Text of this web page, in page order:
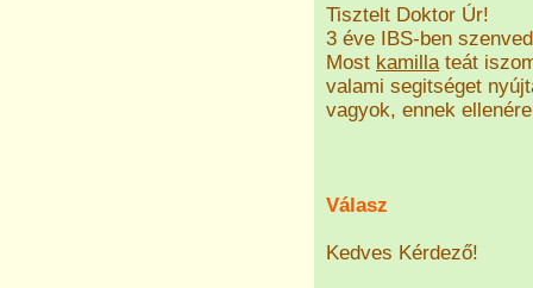
Tisztelt Doktor Úr!
3 éve IBS-ben
Most kamillateát
valami segitséget
vagyok, ennek
Válasz
Kedves Kérdező!